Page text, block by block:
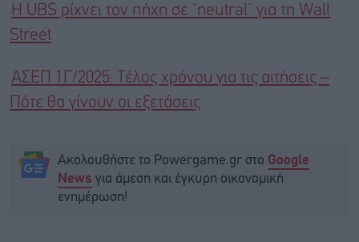
Η UBS ρίχνει τον πήχη σε “neutral” για τη Wall
Street
ΑΣΕΠ 1Γ/2025: Τέλος χρόνου για τις αιτήσεις –
Πότε θα γίνουν οι εξετάσεις
Ακολουθήστε το Powergame.gr στο Google
News για άμεση και έγκυρη οικονομική
ενημέρωση!